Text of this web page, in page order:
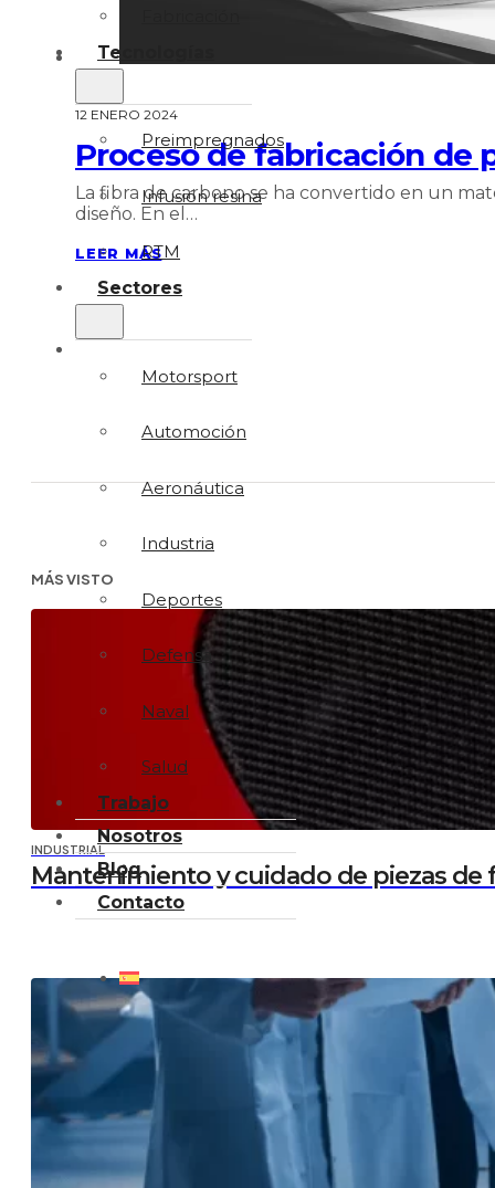
Tecnologías
Preimpregnados
Infusión resina
RTM
Sectores
Motorsport
Automoción
Aeronáutica
Industria
Deportes
Defensa
Naval
Salud
Trabajo
Nosotros
Blog
Contacto
12 ENERO 2024
Proceso de fabricación de
La fibra de carbono se ha convertido en un
diseño. En el…
LEER MÁS
MÁS VISTO
INDUSTRIAL
Mantenimiento y cuidado de piezas